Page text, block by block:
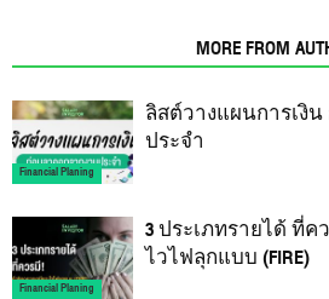
MORE FROM
Financial Planing
ลิสต์วางแผนการเงิ
ประจำ
Financial Planing
3 ประเภทรายได้ ที่
ไวไฟลุกแบบ (FIRE)